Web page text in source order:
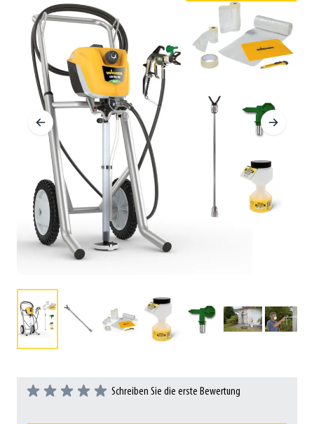
Schreiben Sie die erste Bewertung